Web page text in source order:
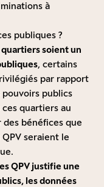
à
publiques ?
soient un
, certains
par rapport
publics
quartiers au
bénéfices que
seraient le
QPV justifie une
les données